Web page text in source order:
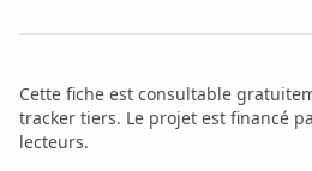
Cette fiche est consultable
tracker tiers. Le projet est financé
lecteurs.